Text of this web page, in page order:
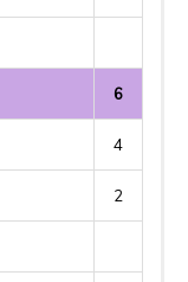
6
4
2